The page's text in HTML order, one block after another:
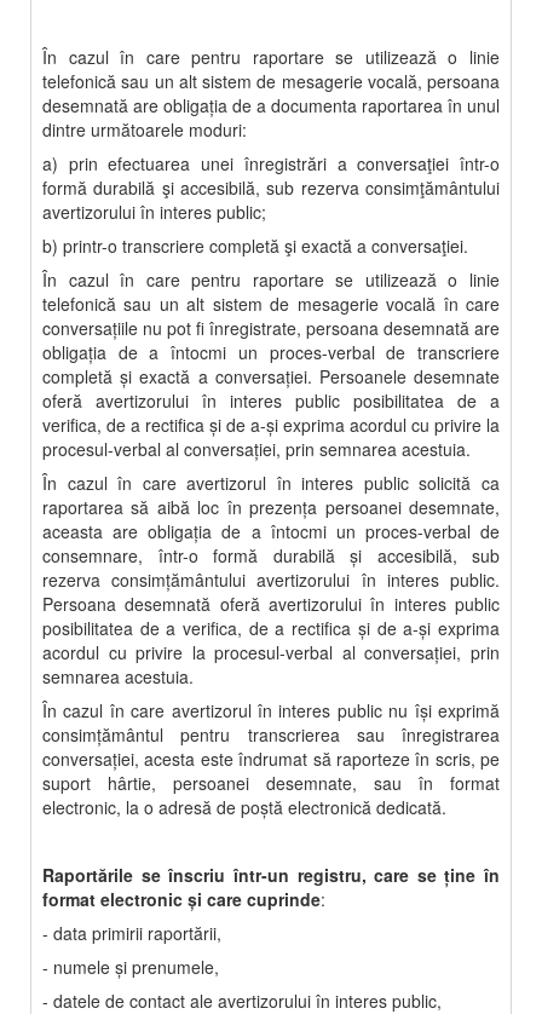
În cazul în care pentru raportare se utilizează o linie
telefonică sau un alt sistem de mesagerie vocală, persoana
desemnată are obligaţia de a documenta raportarea în unul
dintre următoarele moduri:
a) prin efectuarea unei înregistrări a conversaţiei într-o
formă durabilă şi accesibilă, sub rezerva consimţământului
avertizorului în interes public;
b) printr-o transcriere completă şi exactă a conversaţiei.
În cazul în care pentru raportare se utilizează o linie
telefonică sau un alt sistem de mesagerie vocală în care
conversaţiile nu pot fi înregistrate, persoana desemnată are
obligaţia de a întocmi un proces-verbal de transcriere
completă şi exactă a conversaţiei. Persoanele desemnate
oferă avertizorului în interes public posibilitatea de a
verifica, de a rectifica şi de a-şi exprima acordul cu privire la
procesul-verbal al conversaţiei, prin semnarea acestuia.
În cazul în care avertizorul în interes public solicită ca
raportarea să aibă loc în prezenţa persoanei desemnate,
aceasta are obligaţia de a întocmi un proces-verbal de
consemnare, într-o formă durabilă şi accesibilă, sub
rezerva consimţământului avertizorului în interes public.
Persoana desemnată oferă avertizorului în interes public
posibilitatea de a verifica, de a rectifica şi de a-şi exprima
acordul cu privire la procesul-verbal al conversaţiei, prin
semnarea acestuia.
În cazul în care avertizorul în interes public nu îşi exprimă
consimţământul pentru transcrierea sau înregistrarea
conversaţiei, acesta este îndrumat să raporteze în scris, pe
suport hârtie, persoanei desemnate, sau în format
electronic, la o adresă de poştă electronică dedicată.
Raportările se înscriu într-un registru, care se ține în
format electronic și care cuprinde:
- data primirii raportării,
- numele şi prenumele,
- datele de contact ale avertizorului în interes public,